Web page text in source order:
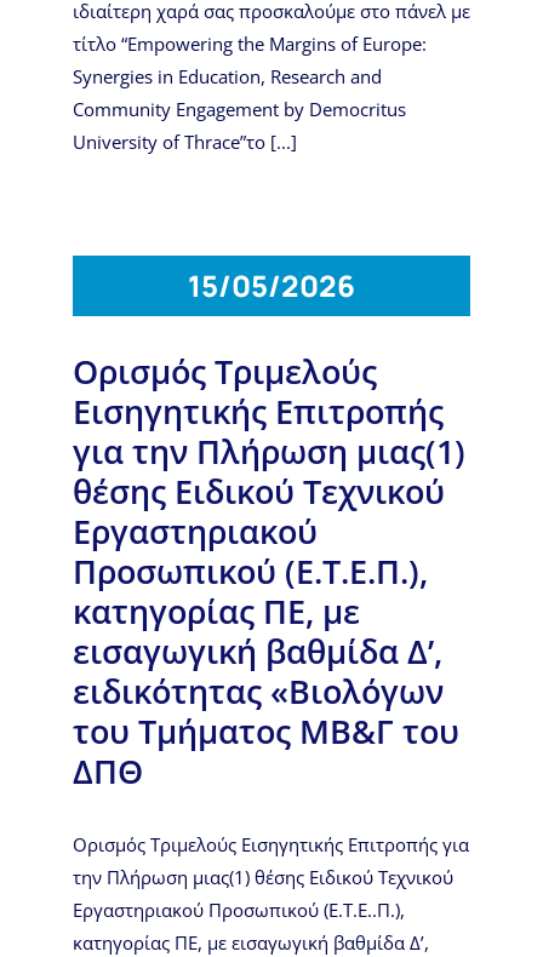
ιδιαίτερη χαρά σας προσκαλούμε στο πάνελ με
τίτλο “Empowering the Margins of Europe:
Synergies in Education, Research and
Community Engagement by Democritus
University of Thrace”το [...]
15/05/2026
Ορισμός Τριμελούς
Εισηγητικής Επιτροπής
για την Πλήρωση μιας(1)
θέσης Ειδικού Τεχνικού
Εργαστηριακού
Προσωπικού (Ε.Τ.Ε.Π.),
κατηγορίας ΠΕ, με
εισαγωγική βαθμίδα Δ’,
ειδικότητας «Βιολόγων
του Τμήματος ΜΒ&Γ του
ΔΠΘ
Ορισμός Τριμελούς Εισηγητικής Επιτροπής για
την Πλήρωση μιας(1) θέσης Ειδικού Τεχνικού
Εργαστηριακού Προσωπικού (Ε.Τ.Ε..Π.),
κατηγορίας ΠΕ, με εισαγωγική βαθμίδα Δ’,